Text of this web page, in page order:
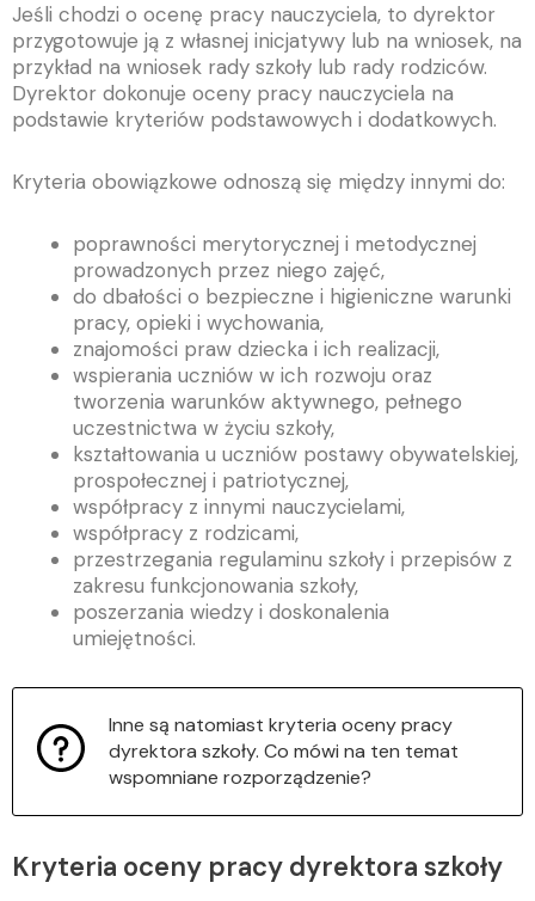
Jeśli chodzi o ocenę pracy nauczyciela, to dyrektor
przygotowuje ją z własnej inicjatywy lub na wniosek, na
przykład na wniosek rady szkoły lub rady rodziców.
Dyrektor dokonuje oceny pracy nauczyciela na
podstawie kryteriów podstawowych i dodatkowych.
Kryteria obowiązkowe odnoszą się między innymi do:
poprawności merytorycznej i metodycznej
prowadzonych przez niego zajęć,
do dbałości o bezpieczne i higieniczne warunki
pracy, opieki i wychowania,
znajomości praw dziecka i ich realizacji,
wspierania uczniów w ich rozwoju oraz
tworzenia warunków aktywnego, pełnego
uczestnictwa w życiu szkoły,
kształtowania u uczniów postawy obywatelskiej,
prospołecznej i patriotycznej,
współpracy z innymi nauczycielami,
współpracy z rodzicami,
przestrzegania regulaminu szkoły i przepisów z
zakresu funkcjonowania szkoły,
poszerzania wiedzy i doskonalenia
umiejętności.
Inne są natomiast kryteria oceny pracy
dyrektora szkoły. Co mówi na ten temat
wspomniane rozporządzenie?
Kryteria oceny pracy dyrektora szkoły